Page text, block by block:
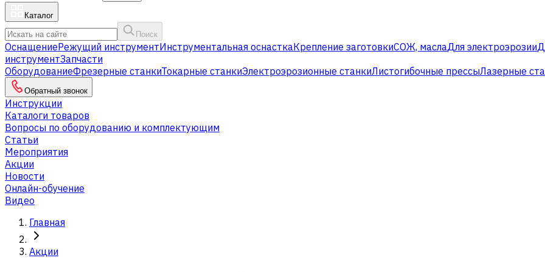
Каталог
Поиск
ОснащениеРежущий инструментИнструментальная оснасткаКрепление заготовкиСОЖ, маслаДля электроэрозии
инструментЗапчасти
ОборудованиеФрезерные станкиТокарные станкиЭлектроэрозионные станкиЛистогибочные прессыЛазерные
Обратный звонок
Инструкции
Каталоги товаров
Вопросы по оборудованию и комплектующим
Статьи
Мероприятия
Акции
Новости
Онлайн-обучение
Видео
Главная
Акции